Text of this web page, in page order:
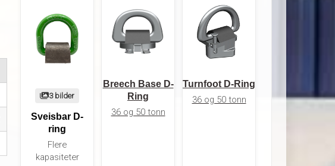
3 bilder
Sveisbar D-
ring
Flere
kapasiteter
Breech Base D-
Ring
36 og 50 tonn
Turnfoot D-Ring
36 og 50 tonn